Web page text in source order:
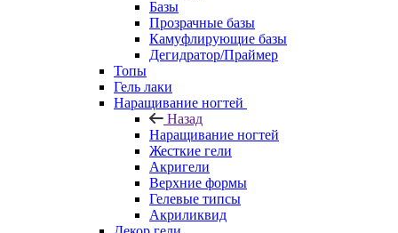
Базы
Прозрачные базы
Камуфлирующие базы
Дегидратор/Праймер
Топы
Гель лаки
Наращивание ногтей
Назад
Наращивание ногтей
Жесткие гели
Акригели
Верхние формы
Гелевые типсы
Акриликвид